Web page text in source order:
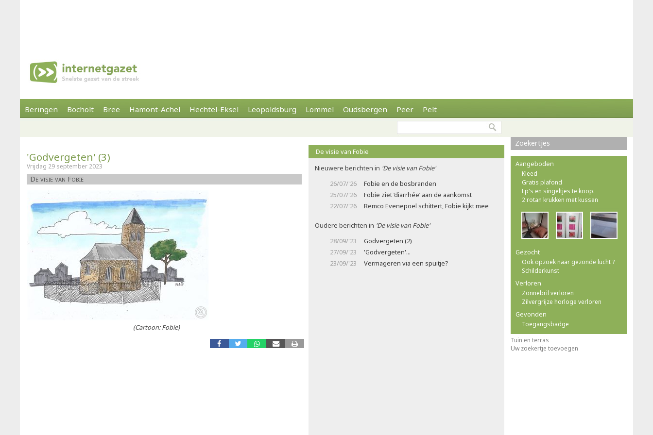
Beringen Bocholt Bree Hamont-Achel Hechtel-Eksel Leopoldsburg Lommel Oudsbergen Peer Pelt
'Godvergeten' (3)
Vrijdag 29 september 2023
De visie van Fobie
(Cartoon: Fobie)
De visie van Fobie
Nieuwere berichten in 'De visie van Fobie'
26/07/'26
Fobie en de bosbranden
25/07/'26
Fobie ziet ‘diarrhée’ aan de aankomst
22/07/'26
Remco Evenepoel schittert, Fobie kijkt mee
Oudere berichten in 'De visie van Fobie'
28/09/'23
Godvergeten (2)
27/09/'23
'Godvergeten'...
23/09/'23
Vermageren via een spuitje?
Zoekertjes
Aangeboden
Kleed
Gratis plafond
Lp's en singeltjes te koop.
2 rotan krukken met kussen
Gezocht
Ook opzoek naar gezonde lucht ?
Schilderkunst
Verloren
Zonnebril verloren
Zilvergrijze horloge verloren
Gevonden
Toegangsbadge
Tuin en terras
Uw zoekertje toevoegen